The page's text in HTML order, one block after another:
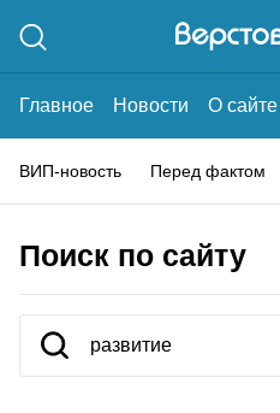
Главное Новости О сайте
ВИП-новость Перед фактом
Поиск по сайту